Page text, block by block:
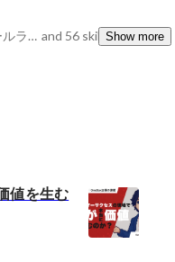
webマーケティング, 広報, オールラウンダー and 56 skillsShow more
値を生む